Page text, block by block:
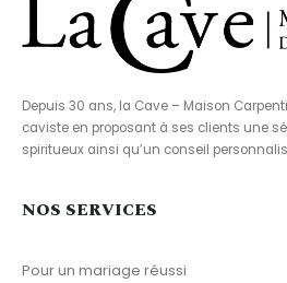
Depuis 30 ans, la Cave – Maison
caviste en proposant à ses clients une
spiritueux ainsi qu’un conseil
NOS SERVICES
Pour un mariage réussi